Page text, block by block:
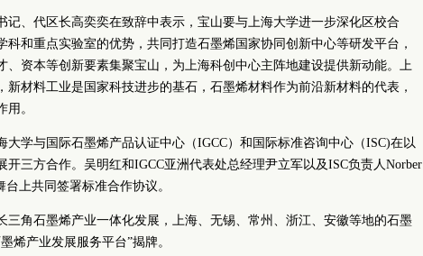
记、代区长高奕奕在致辞中表示，宝山要与上海大学进一步深化区校合
科和重点实验室的优势，共同打造石墨烯国家协同创新中心等研发平台，
、资本等创新要素集聚宝山，为上海科创中心主阵地建设提供新动能。 上
新材料工业是国家科技进步的基石，石墨烯材料作为前沿新材料的代表，
。
大学与国际石墨烯产品认证中心（IGCC）和国际标准咨询中心（ISC)在以
三方合作。 吴明红和IGCC亚洲代表处总经理尹立军以及ISC负责人Norber
上共同签署标准合作协议。
三角石墨烯产业一体化发展，上海、无锡、常州、浙江、安徽等地的石墨
烯产业发展服务平台”揭牌。